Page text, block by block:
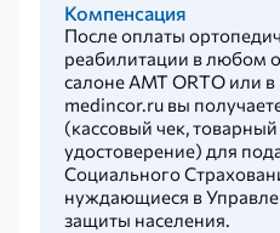
Компенсация
После оплаты
реабилитации в любом
салоне AMT ORTO или
medincor.ru вы
(кассовый чек,
удостоверение) для
Социального
нуждающиеся в
защиты населения.